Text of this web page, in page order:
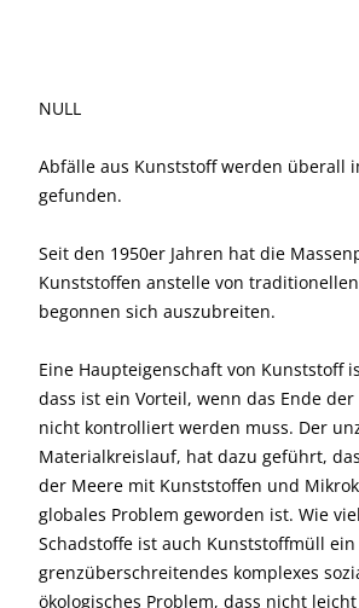
NULL
Abfälle aus Kunststoff werden überall
gefunden.
Seit den 1950er Jahren hat die
Kunststoffen anstelle von
begonnen sich auszubreiten.
Eine Haupteigenschaft von Kunststoff
dass ist ein Vorteil, wenn das Ende
nicht kontrolliert werden muss. Der
Materialkreislauf, hat dazu geführt,
der Meere mit Kunststoffen und
globales Problem geworden ist. Wie
Schadstoffe ist auch Kunststoffmüll ein
grenzüberschreitendes komplexes
ökologisches Problem, dass nicht